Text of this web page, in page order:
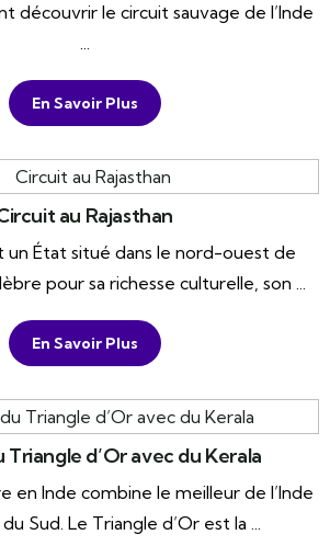
découvrir le circuit sauvage de l’Inde
...
En Savoir Plus
au Rajasthan
un État situé dans le nord-ouest de
pour sa richesse culturelle, son ...
En Savoir Plus
d’Or avec du Kerala
en Inde combine le meilleur de l’Inde
Sud. Le Triangle d’Or est la ...